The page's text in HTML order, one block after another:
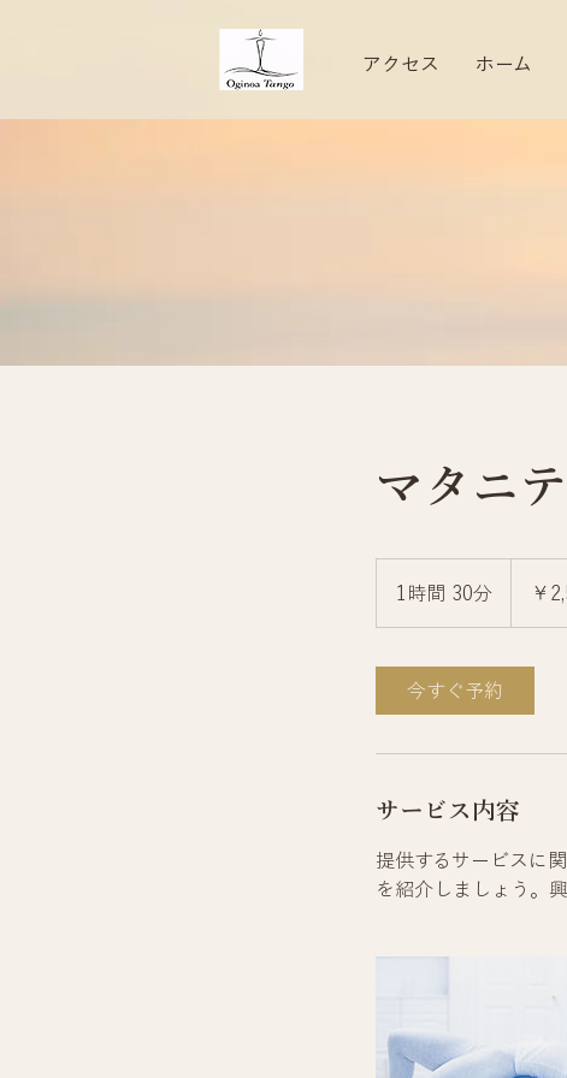
アクセス ホーム
マタニ
1時間 30分
0
￥
今すぐ予約
サービス内容
提供するサービスに
を紹介しましょう。